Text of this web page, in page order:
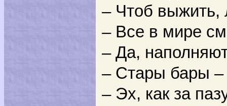
– Чтоб выжить,
– Все в мире
– Да,
– Стары бары –
– Эх, как за